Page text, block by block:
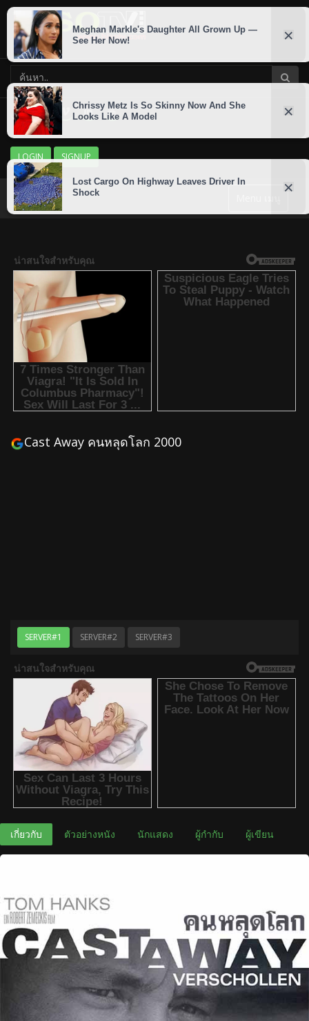
LOGIN SIGNUP
Cast Away คนหลุดโลก 2000
SERVER#1 SERVER#2 SERVER#3
เกี่ยวกับ ตัวอย่างหนัง นักแสดง ผู้กำกับ ผู้เขียน